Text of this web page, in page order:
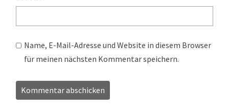
Name, E-Mail-Adresse und Website in diesem Browser
für meinen nächsten Kommentar speichern.